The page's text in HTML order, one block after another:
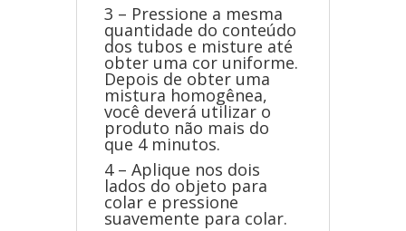
3 – Pressione a mesma
quantidade do conteúdo
dos tubos e misture até
obter uma cor uniforme.
Depois de obter uma
mistura homogênea,
você deverá utilizar o
produto não mais do
que 4 minutos.
4 – Aplique nos dois
lados do objeto para
colar e pressione
suavemente para colar.